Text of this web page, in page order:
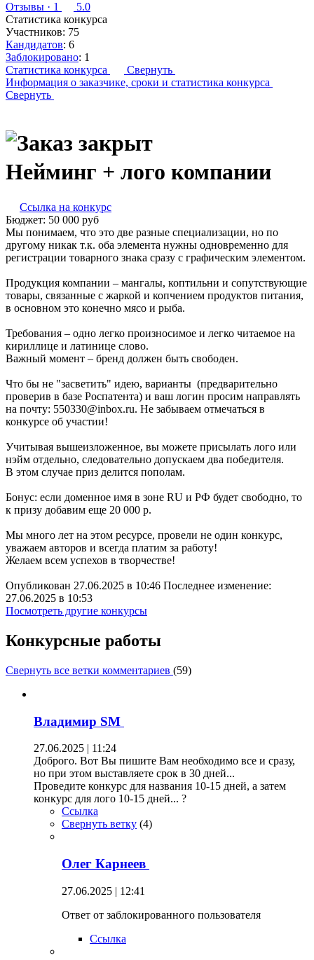
Отзывы · 1
5.0
Статистика конкурса
Участников: 75
Кандидатов: 6
Заблокировано: 1
Статистика конкурса
Свернуть
Информация о заказчике, сроки и статистика конкурса
Свернуть
Нейминг + лого компании
Ссылка на конкурс
Бюджет: 50 000 руб
Мы понимаем, что это две разные специализации, но по
другому никак т.к. оба элемента нужны одновременно для
регистрации товарного знака сразу с графическим элементом.
Продукция компании – мангалы, коптильни и сопутствующие
товары, связанные с жаркой и копчением продуктов питания,
в основном это конечно мясо и рыба.
Требования – одно легко произносимое и легко читаемое на
кириллице и латинице слово.
Важный момент – бренд должен быть свободен.
Что бы не "засветить" идею, варианты (предварительно
проверив в базе Роспатента) и ваш логин просим направлять
на почту: 550330@inbox.ru. Не забываем отмечаться в
конкурсе об участии!
Учитывая вышеизложенное, вы можете присылать лого или
нэйм отдельно, следовательно допускаем два победителя.
В этом случае приз делится пополам.
Бонус: если доменное имя в зоне RU и РФ будет свободно, то
к призу добавим еще 20 000 р.
Мы много лет на этом ресурсе, провели не один конкурс,
уважаем авторов и всегда платим за работу!
Желаем всем успехов в творчестве!
Опубликован 27.06.2025 в 10:46 Последнее изменение:
27.06.2025 в 10:53
Посмотреть другие конкурсы
Конкурсные работы
Свернуть все ветки комментариев (59)
Владимир SM
27.06.2025 | 11:24
Доброго. Вот Вы пишите Вам необходимо все и сразу,
но при этом выставляете срок в 30 дней...
Проведите конкурс для названия 10-15 дней, а затем
конкурс для лого 10-15 дней... ?
Ссылка
Свернуть ветку (4)
Олег Карнеев
27.06.2025 | 12:41
Ответ от заблокированного пользователя
Ссылка